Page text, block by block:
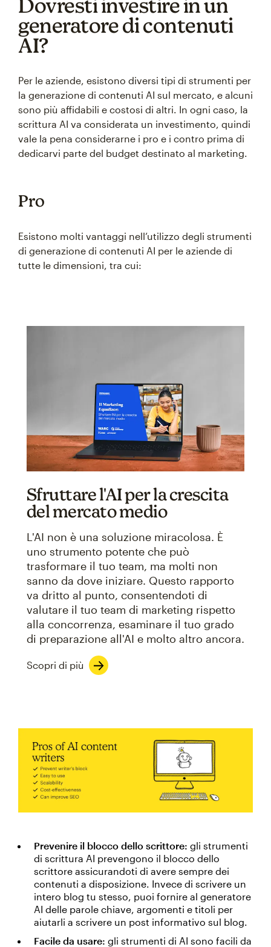
Dovresti investire in un
generatore di contenuti
AI?
Per le aziende, esistono diversi tipi di strumenti per
la generazione di contenuti AI sul mercato, e alcuni
sono più affidabili e costosi di altri. In ogni caso, la
scrittura AI va considerata un investimento, quindi
vale la pena considerarne i pro e i contro prima di
dedicarvi parte del budget destinato al marketing.
Pro
Esistono molti vantaggi nell’utilizzo degli strumenti
di generazione di contenuti AI per le aziende di
tutte le dimensioni, tra cui:
Sfruttare l'AI per la crescita
del mercato medio
L'AI non è una soluzione miracolosa. È
uno strumento potente che può
trasformare il tuo team, ma molti non
sanno da dove iniziare. Questo rapporto
va dritto al punto, consentendoti di
valutare il tuo team di marketing rispetto
alla concorrenza, esaminare il tuo grado
di preparazione all'AI e molto altro ancora.
Scopri di più
Prevenire il blocco dello scrittore: gli strumenti
di scrittura AI prevengono il blocco dello
scrittore assicurandoti di avere sempre dei
contenuti a disposizione. Invece di scrivere un
intero blog tu stesso, puoi fornire al generatore
AI delle parole chiave, argomenti e titoli per
aiutarli a scrivere un post informativo sul blog.
Facile da usare: gli strumenti di AI sono facili da